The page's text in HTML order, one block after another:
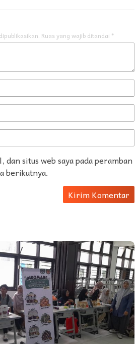
Ruas yang wajib ditandai *
dan situs web saya pada peramban
berikutnya.